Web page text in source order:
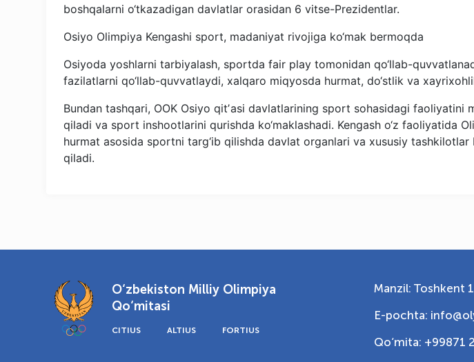
boshqalarni o‘tkazadigan davlatlar orasidan 6 vitse-Prezidentlar.
Osiyo Olimpiya Kengashi sport, madaniyat rivojiga ko‘mak bermoqda
Osiyoda yoshlarni tarbiyalash, sportda fair play tomonidan qo‘llab-
fazilatlarni qo‘llab-quvvatlaydi, xalqaro miqyosda hurmat, do‘stlik va
Bundan tashqari, OOK Osiyo qitʼasi davlatlarining sport sohasidagi faoliyatini
qiladi va sport inshootlarini qurishda ko‘maklashadi. Kengash o‘z faoliyatida
hurmat asosida sportni targ‘ib qilishda davlat organlari va xususiy
qiladi.
O‘zbekiston Milliy Olimpiya
Qo‘mitasi
CITIUS ALTIUS FORTIUS
Manzil: Toshkent
E-pochta:
Qo‘mita: +99871